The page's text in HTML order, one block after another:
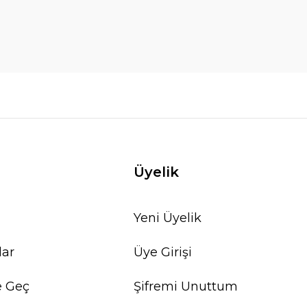
Geç
Üyelik
Yeni Üyelik
Üye Girişi
Şifremi Unuttum